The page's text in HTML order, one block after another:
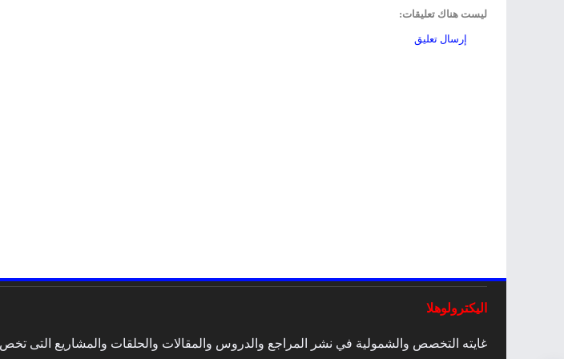
ليست هناك تعليقات:
إرسال تعليق
اليكترولوهلا
غايته التخصص والشمولية في نشر المراجع والدروس والمقالات والحلقات والمشاريع التى تخص